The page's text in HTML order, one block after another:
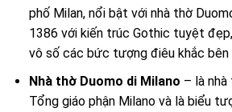
phố Milan, nổi bật với nhà thờ
1386 với kiến trúc Gothic tuyệt
vô số các bức tượng điêu khắc bên
Nhà thờ Duomo di Milano – là
Tổng giáo phận Milano và là biểu